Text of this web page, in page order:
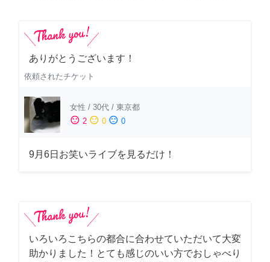
ありがとうございます！
依頼されたチケット
女性 / 30代 / 東京都
sentiment_satisfied 2 sentiment_neutral 0 sentiment_dissatisfied 0
9月6日お笑いライブを見るだけ！
いろいろこちらの都合に合わせていただいて大変
助かりました！とても感じのいい方でおしゃべり